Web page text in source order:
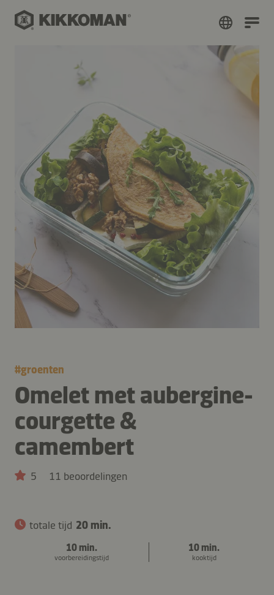
#groenten
Omelet met aubergine-
courgette &
camembert
5 11 beoordelingen
totale tijd 20 min.
10 min.
voorbereidingstijd
10 min.
kooktijd